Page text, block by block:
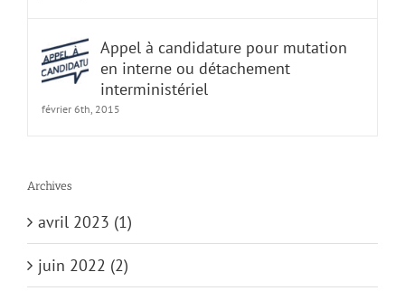
Appel à candidature pour mutation
en interne ou détachement
interministériel
février 6th, 2015
Archives
avril 2023 (1)
juin 2022 (2)